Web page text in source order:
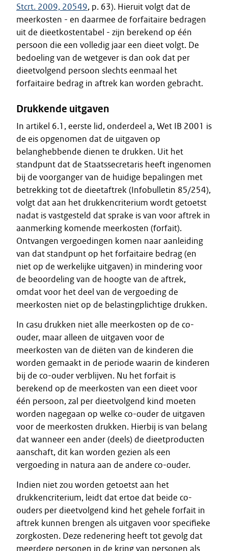
Stcrt. 2009, 20549, p. 63). Hieruit volgt dat de
meerkosten - en daarmee de forfaitaire bedragen
uit de dieetkostentabel - zijn berekend op één
persoon die een volledig jaar een dieet volgt. De
bedoeling van de wetgever is dan ook dat per
dieetvolgend persoon slechts eenmaal het
forfaitaire bedrag in aftrek kan worden gebracht.
Drukkende uitgaven
In artikel 6.1, eerste lid, onderdeel a, Wet IB 2001 is
de eis opgenomen dat de uitgaven op
belanghebbende dienen te drukken. Uit het
standpunt dat de Staatssecretaris heeft ingenomen
bij de voorganger van de huidige bepalingen met
betrekking tot de dieetaftrek (Infobulletin 85/254),
volgt dat aan het drukkencriterium wordt getoetst
nadat is vastgesteld dat sprake is van voor aftrek in
aanmerking komende meerkosten (forfait).
Ontvangen vergoedingen komen naar aanleiding
van dat standpunt op het forfaitaire bedrag (en
niet op de werkelijke uitgaven) in mindering voor
de beoordeling van de hoogte van de aftrek,
omdat voor het deel van de vergoeding de
meerkosten niet op de belastingplichtige drukken.
In casu drukken niet alle meerkosten op de co-
ouder, maar alleen de uitgaven voor de
meerkosten van de diëten van de kinderen die
worden gemaakt in de periode waarin de kinderen
bij de co-ouder verblijven. Nu het forfait is
berekend op de meerkosten van een dieet voor
één persoon, zal per dieetvolgend kind moeten
worden nagegaan op welke co-ouder de uitgaven
voor de meerkosten drukken. Hierbij is van belang
dat wanneer een ander (deels) de dieetproducten
aanschaft, dit kan worden gezien als een
vergoeding in natura aan de andere co-ouder.
Indien niet zou worden getoetst aan het
drukkencriterium, leidt dat ertoe dat beide co-
ouders per dieetvolgend kind het gehele forfait in
aftrek kunnen brengen als uitgaven voor specifieke
zorgkosten. Deze redenering heeft tot gevolg dat
meerdere personen in de kring van personen als